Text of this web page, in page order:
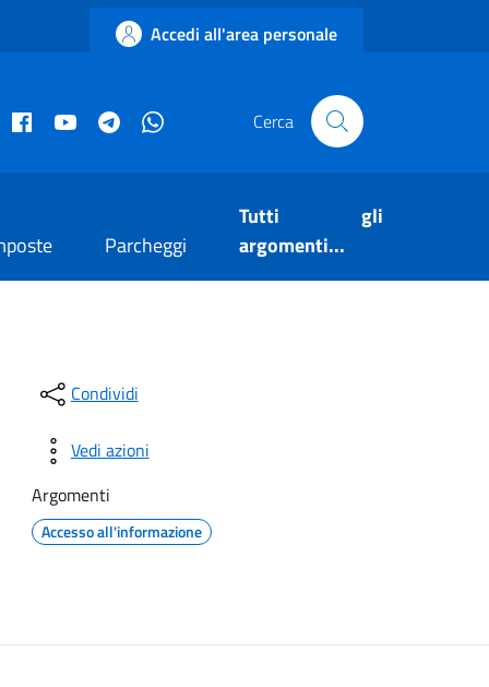
Accedi all'area personale
istituzionale
Facebook museo civico
YouTube Telegram Cerca
Parcheggi
Tutti gli
argomenti...
Condividi
Vedi azioni
Argomenti
Accesso all'informazione